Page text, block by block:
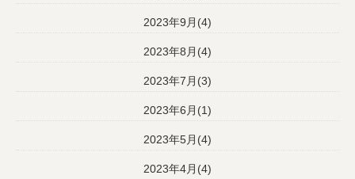
2023年9月(4)
2023年8月(4)
2023年7月(3)
2023年6月(1)
2023年5月(4)
2023年4月(4)